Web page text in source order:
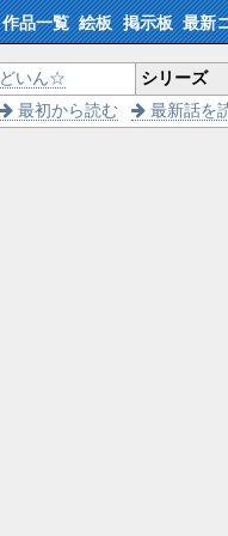
作品一覧 絵板 掲示板 最新
どいん☆ シリーズ
最初から読む 最新話を